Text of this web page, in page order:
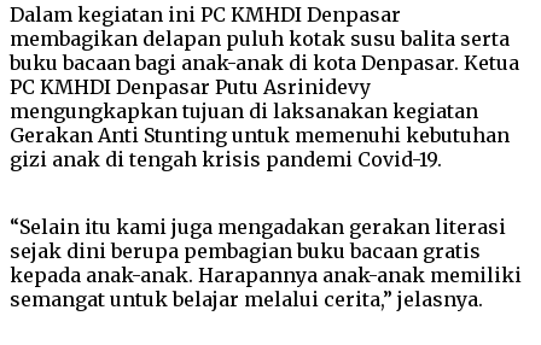
Dalam kegiatan ini PC KMHDI Denpasar
membagikan delapan puluh kotak susu balita serta
buku bacaan bagi anak-anak di kota Denpasar. Ketua
PC KMHDI Denpasar Putu Asrinidevy
mengungkapkan tujuan di laksanakan kegiatan
Gerakan Anti Stunting untuk memenuhi kebutuhan
gizi anak di tengah krisis pandemi Covid-19.
“Selain itu kami juga mengadakan gerakan literasi
sejak dini berupa pembagian buku bacaan gratis
kepada anak-anak. Harapannya anak-anak memiliki
semangat untuk belajar melalui cerita,” jelasnya.